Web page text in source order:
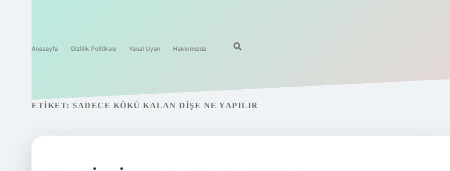
Anasayfa Gizlilik Politikası Yasal Uyarı Hakkımızda
ETIKET: SADECE KÖKÜ KALAN DIŞE NE YAPILIR